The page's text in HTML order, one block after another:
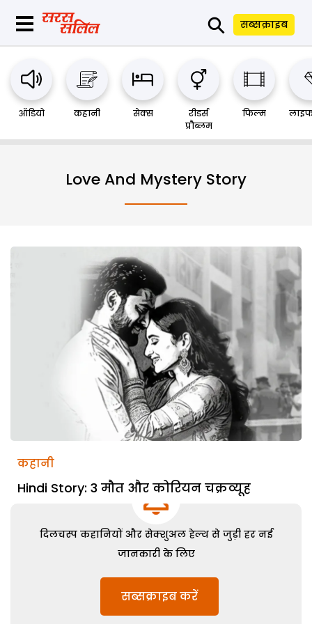
⚲ सब्सक्राइब
ऑडियो कहानी सेक्स
रीडर्स
प्रौब्लम
फिल्म
Love And Mystery Story
कहानी
Hindi Story: 3 मौत और कोरियन चक्रव्यूह
दिलचस्प कहानियों और सेक्शुअल हेल्थ से जुड़ी हर नई
जानकारी के लिए
सब्सक्राइब करें